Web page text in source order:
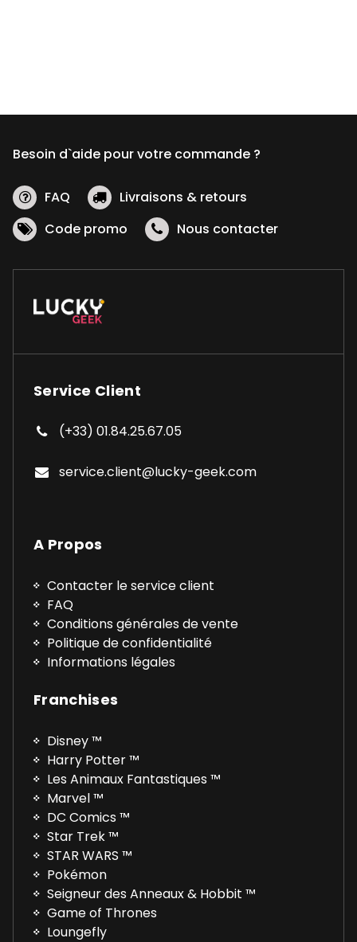
Besoin d`aide pour votre commande ?
FAQ
Livraisons & retours
Code promo
Nous contacter
Service Client
(+33) 01.84.25.67.05
service.client@lucky-geek.com
A Propos
Contacter le service client
FAQ
Conditions générales de vente
Politique de confidentialité
Informations légales
Franchises
Disney ™
Harry Potter ™
Les Animaux Fantastiques ™
Marvel ™
DC Comics ™
Star Trek ™
STAR WARS ™
Pokémon
Seigneur des Anneaux & Hobbit ™
Game of Thrones
Loungefly